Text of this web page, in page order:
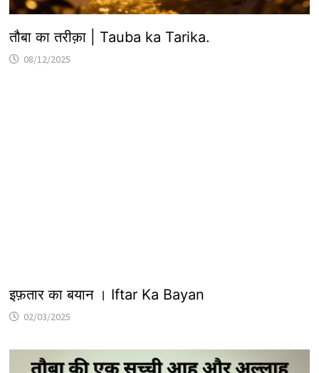
तौबा का तरीक़ा | Tauba ka Tarika.
08/12/2025
इफ़तार का बयान । Iftar Ka Bayan
02/03/2025